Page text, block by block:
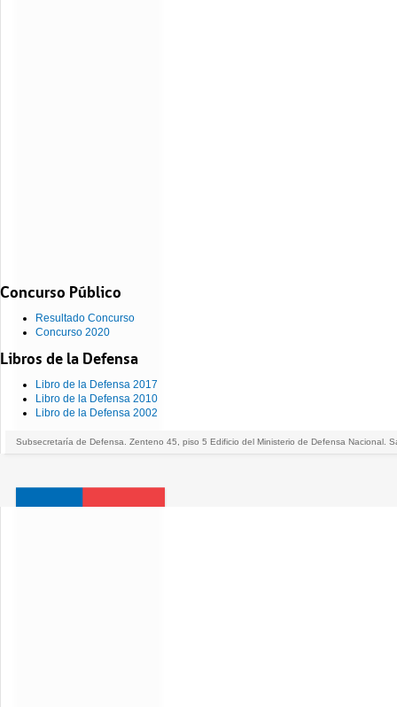
Concurso Público
Resultado Concurso
Concurso 2020
Libros de la Defensa
Libro de la Defensa 2017
Libro de la Defensa 2010
Libro de la Defensa 2002
Subsecretaría de Defensa. Zenteno 45, piso 5 Edificio del Ministerio de Defensa Nacional.